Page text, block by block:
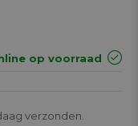
op voorraad
verzonden.